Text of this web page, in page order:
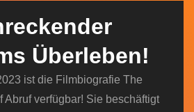
Überleben!
ist die Filmbiografie The
Abruf verfügbar! Sie beschäftigt